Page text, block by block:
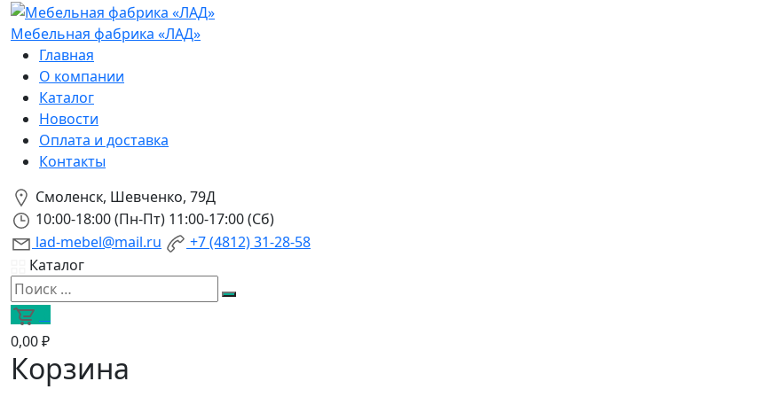
Мебельная фабрика «ЛАД»
Главная
О компании
Каталог
Новости
Оплата и доставка
Контакты
Смоленск, Шевченко, 79Д
10:00-18:00 (Пн-Пт) 11:00-17:00 (Сб)
lad-mebel@mail.ru
+7 (4812) 31-28-58
Каталог
0,00 ₽
Корзина